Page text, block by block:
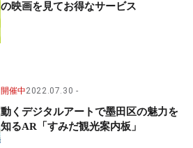
の映画を見てお得なサービス
開催中2022.07.30
動くデジタルアートで墨田区の魅力を
知るAR「すみだ観光案内板」